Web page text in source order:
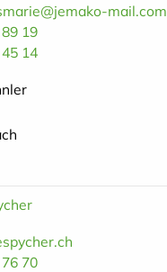
mail.com
19
14
70